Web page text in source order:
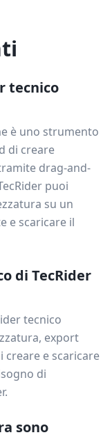
tecnico
è uno strumento
di creare
drag-and-
puoi
su un
e scaricare il
di TecRider
tecnico
export
creare e scaricare
di
sono